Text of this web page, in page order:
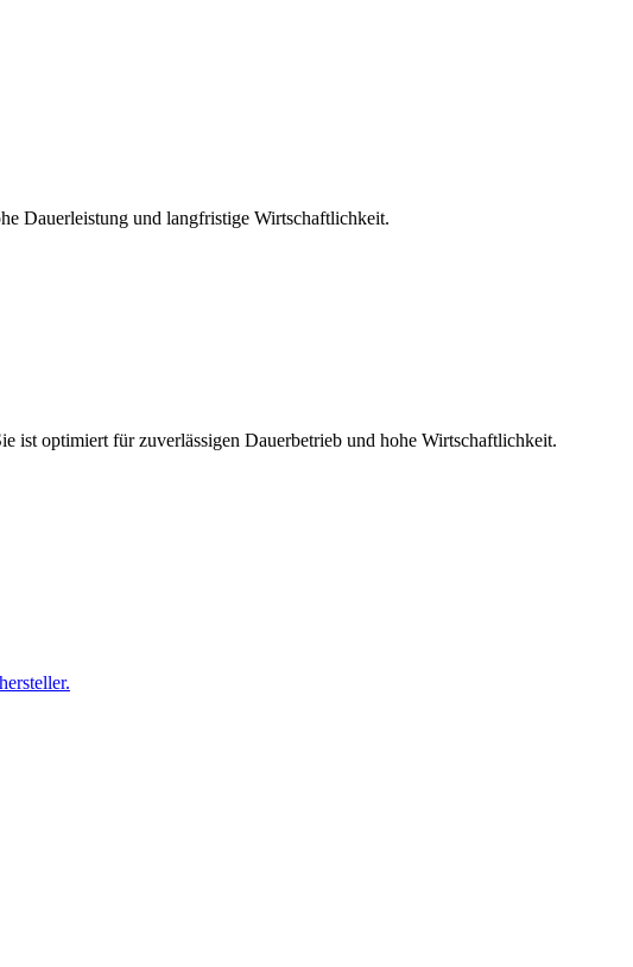
Dauerleistung und langfristige Wirtschaftlichkeit.
ist optimiert für zuverlässigen Dauerbetrieb und hohe Wirtschaftlichkeit.